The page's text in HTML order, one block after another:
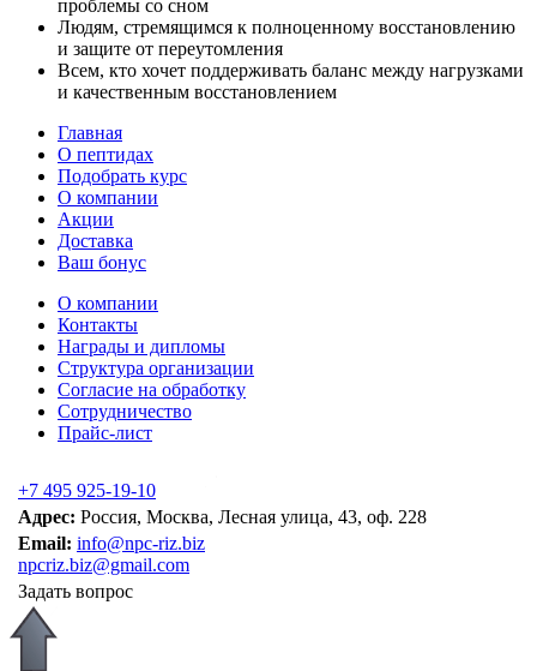
проблемы со сном
Людям, стремящимся к полноценному восстановлению
и защите от переутомления
Всем, кто хочет поддерживать баланс между нагрузками
и качественным восстановлением
Главная
О пептидах
Подобрать курс
О компании
Акции
Доставка
Ваш бонус
О компании
Контакты
Награды и дипломы
Структура организации
Согласие на обработку
Сотрудничество
Прайс-лист
+7 495 925-19-10
Адрес: Россия, Москва, Лесная улица, 43, оф. 228
Email: info@npc-riz.biz
npcriz.biz@gmail.com
Задать вопрос